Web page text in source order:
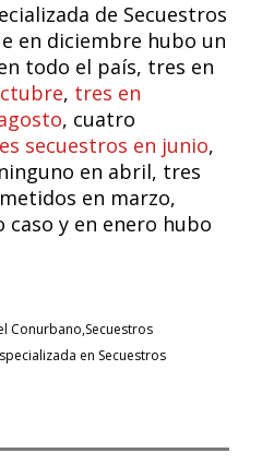
de Secuestros
en diciembre hubo un
todo el país, tres en
, tres en
, cuatro
secuestros en junio,
en abril, tres
en marzo,
y en enero hubo
Conurbano Secuestros
en Secuestros